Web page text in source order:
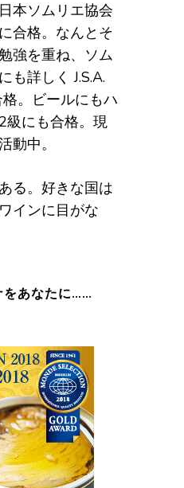
本ソムリエ協会
合格。なんとそ
強を重ね、ソム
も詳しく J.S.A.
。ビールにもハ
級にも合格。現
動中。
る。好きな国は
インに目がな
をあなたに……